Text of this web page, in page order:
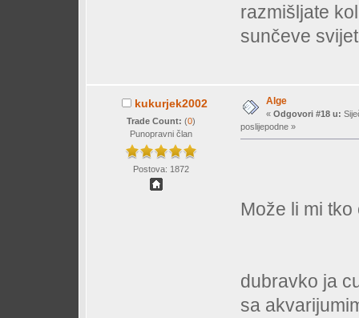
razmišljate
sunčeve
kukurjek2002
Trade Count: (0)
Punopravni član
Postova: 1872
Alge
« Odgovori #18 u:
poslijepodne »
Može li mi
dubravko ja
sa